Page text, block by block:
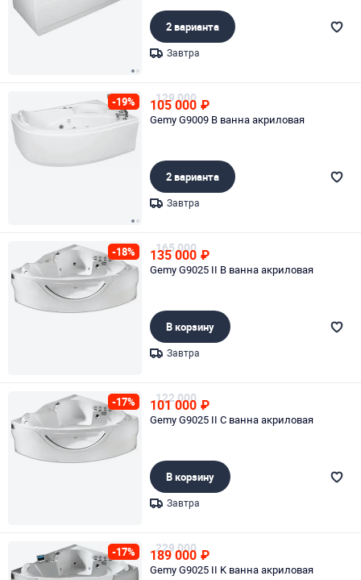
2 варианта
Завтра
-19% 129 000
105 000 ₽
Gemy G9009 B ванна акриловая
2 варианта
Завтра
-18% 165 000
135 000 ₽
Gemy G9025 II B ванна акриловая
В корзину
Завтра
-17% 122 000
101 000 ₽
Gemy G9025 II C ванна акриловая
В корзину
Завтра
-17% 229 000
189 000 ₽
Gemy G9025 II K ванна акриловая